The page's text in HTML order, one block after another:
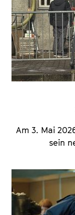
Am 3. Mai
sein